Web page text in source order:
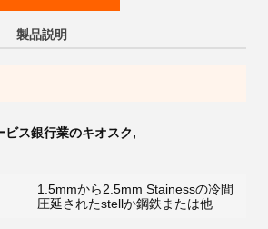
製品説明
ビス銀行業のキオスク,
1.5mmから2.5mm Stainessの冷間
圧延されたstellか鋼鉄または他